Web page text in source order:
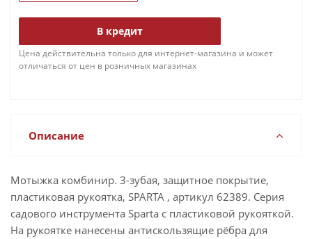
В кредит
Цена действительна только для интернет-магазина и может
отличаться от цен в розничных магазинах
Описание
Мотыжка комбинир. 3-зубая, защитное покрытие,
пластиковая рукоятка, SPARTA , артикул 62389. Серия
садового инструмента Sparta с пластиковой рукояткой.
На рукоятке нанесены антискользящие рёбра для